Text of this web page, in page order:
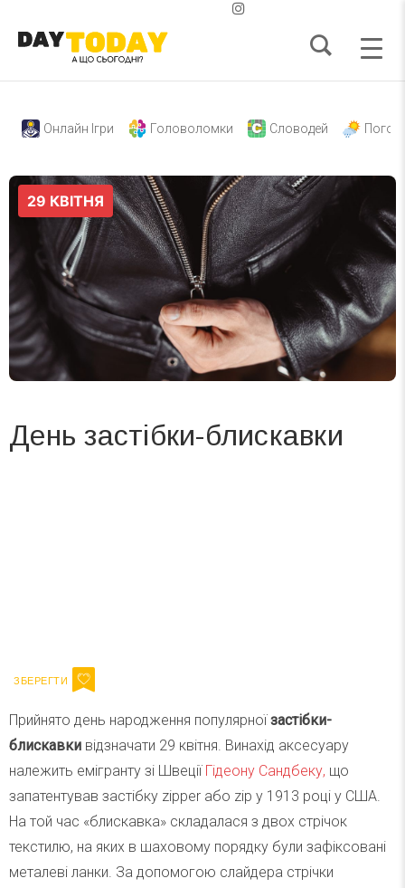
Онлайн Ігри Головоломки Словодей
День застібки-блискавки
Прийнято день народження популярноїзастібки-
блискавки відзначати 29 квітня. Винахід аксесуару
належить емігранту зі Швеції Гідеону Сандбеку, що
запатентував застібку zipper або zip у 1913 році у США.
На той час «блискавка» складалася з двох стрічок
текстилю, на яких в шаховому порядку були зафіксовані
металеві ланки. За допомогою слайдера стрічки